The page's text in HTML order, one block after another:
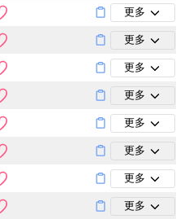
更多
更多
更多
更多
更多
更多
更多
更多